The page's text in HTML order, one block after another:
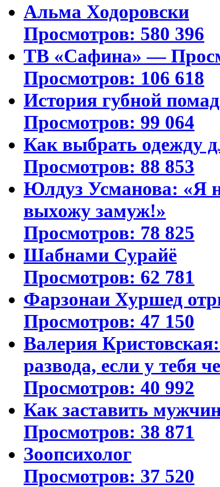
Альма Ходоровски
Просмотров: 580 396
ТВ «Сафина» —
Просмотров: 106 618
История губной
Просмотров: 99 064
Как выбрать одежду
Просмотров: 88 853
Юлдуз Усманова: «Я
выхожу замуж!»
Просмотров: 78 825
Шабнами Сурайё
Просмотров: 62 781
Фарзонаи Хуршед
Просмотров: 47 150
Валерия
развода, если у тебя
Просмотров: 40 992
Как заставить
Просмотров: 38 871
Зоопсихолог
Просмотров: 37 520